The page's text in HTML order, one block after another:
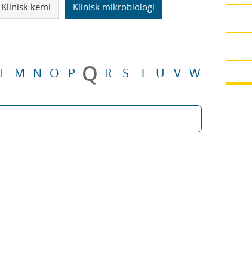
Klinisk kemi Klinisk mikrobiologi
L M N O P Q R S T U V W